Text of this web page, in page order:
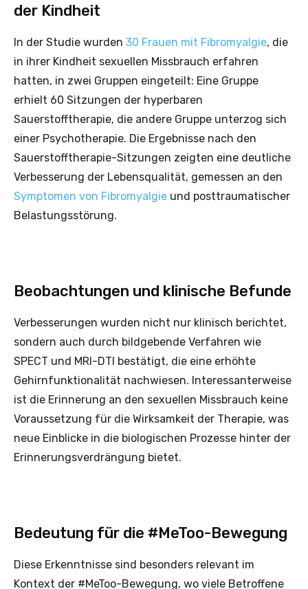
der Kindheit
In der Studie wurden 30 Frauen mit Fibromyalgie, die
in ihrer Kindheit sexuellen Missbrauch erfahren
hatten, in zwei Gruppen eingeteilt: Eine Gruppe
erhielt 60 Sitzungen der hyperbaren
Sauerstofftherapie, die andere Gruppe unterzog sich
einer Psychotherapie. Die Ergebnisse nach den
Sauerstofftherapie-Sitzungen zeigten eine deutliche
Verbesserung der Lebensqualität, gemessen an den
Symptomen von Fibromyalgie und posttraumatischer
Belastungsstörung.
Beobachtungen und klinische Befunde
Verbesserungen wurden nicht nur klinisch berichtet,
sondern auch durch bildgebende Verfahren wie
SPECT und MRI-DTI bestätigt, die eine erhöhte
Gehirnfunktionalität nachwiesen. Interessanterweise
ist die Erinnerung an den sexuellen Missbrauch keine
Voraussetzung für die Wirksamkeit der Therapie, was
neue Einblicke in die biologischen Prozesse hinter der
Erinnerungsverdrängung bietet.
Bedeutung für die #MeToo-Bewegung
Diese Erkenntnisse sind besonders relevant im
Kontext der #MeToo-Bewegung, wo viele Betroffene